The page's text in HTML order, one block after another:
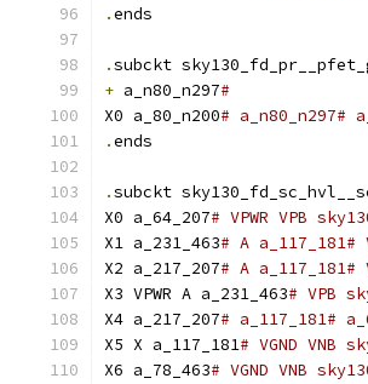
.ends
.subckt
+ a_n80_n297#
X0 a_80_n200# a_n80_n297#
.ends
.subckt
X0 a_64_207# VPWR VPB
X1 a_231_463# A a_117_181#
X2 a_217_207# A a_117_181#
X3 VPWR A a_231_463# VPB
X4 a_217_207# a_117_181#
X5 X a_117_181# VGND VNB
X6 a_78_463# VGND VNB